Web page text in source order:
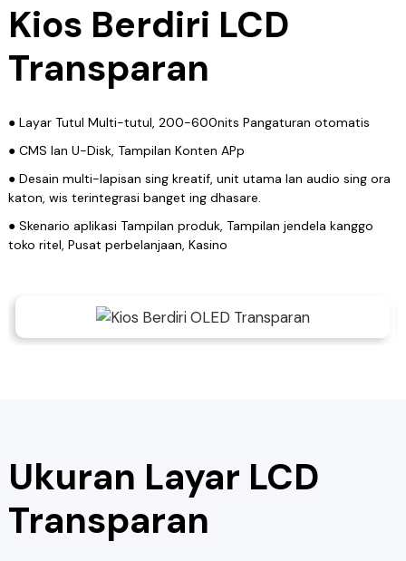
Kios Berdiri LCD
Transparan
● Layar Tutul Multi-tutul, 200-600nits Pangaturan otomatis
● CMS lan U-Disk, Tampilan Konten APp
● Desain multi-lapisan sing kreatif, unit utama lan audio sing ora
katon, wis terintegrasi banget ing dhasare.
● Skenario aplikasi Tampilan produk, Tampilan jendela kanggo
toko ritel, Pusat perbelanjaan, Kasino
Ukuran Layar LCD
Transparan